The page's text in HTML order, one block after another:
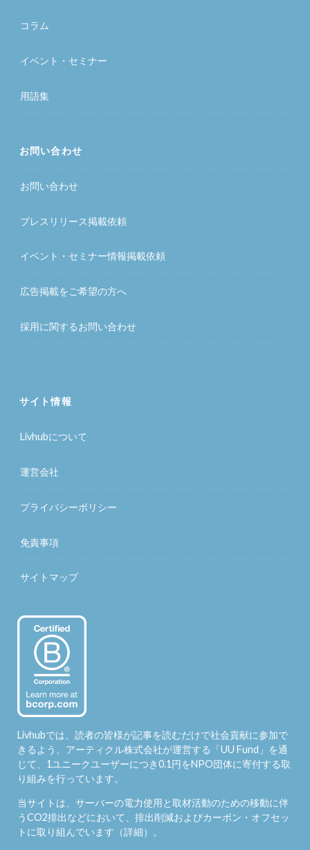
コラム
イベント・セミナー
用語集
お問い合わせ
お問い合わせ
プレスリリース掲載依頼
イベント・セミナー情報掲載依頼
広告掲載をご希望の方へ
採用に関するお問い合わせ
サイト情報
Livhubについて
運営会社
プライバシーポリシー
免責事項
サイトマップ
Livhubでは、読者の皆様が記事を読むだけで社会貢献に参加で
きるよう、アーティクル株式会社が運営する「UU Fund 」を通
じて、1ユニークユーザーにつき0.1円をNPO団体に寄付する取
り組みを行っています。
当サイトは、サーバーの電力使用と取材活動のための移動に伴
うCO2排出などにおいて、排出削減およびカーボン・オフセッ
トに取り組んでいます（詳細）。